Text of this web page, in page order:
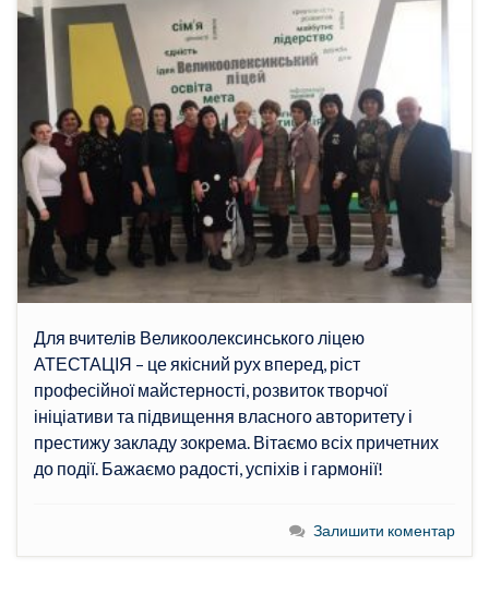
Для вчителів Великоолексинського ліцею
АТЕСТАЦІЯ – це якісний рух вперед, ріст
професійної майстерності, розвиток творчої
ініціативи та підвищення власного авторитету і
престижу закладу зокрема. Вітаємо всіх причетних
до події. Бажаємо радості, успіхів і гармонії!
Залишити коментар